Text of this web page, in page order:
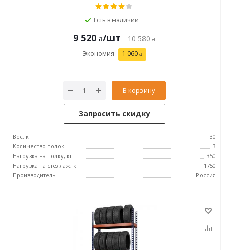
Есть в наличии
9 520 /шт 10 580
Экономия 1 060
В корзину
Запросить скидку
Вес, кг
30
Количество полок
3
Нагрузка на полку, кг
350
Нагрузка на стеллаж, кг
1750
Производитель
Россия